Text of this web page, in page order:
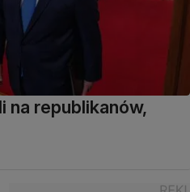
na republikanów,